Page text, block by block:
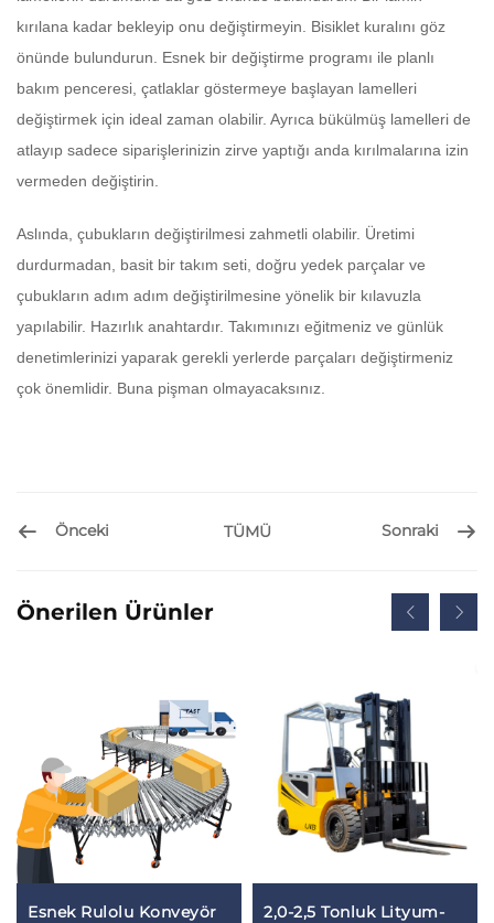
kırılana kadar bekleyip onu değiştirmeyin. Bisiklet kuralını göz
önünde bulundurun. Esnek bir değiştirme programı ile planlı
bakım penceresi, çatlaklar göstermeye başlayan lamelleri
değiştirmek için ideal zaman olabilir. Ayrıca bükülmüş lamelleri de
atlayıp sadece siparişlerinizin zirve yaptığı anda kırılmalarına izin
vermeden değiştirin.
Aslında, çubukların değiştirilmesi zahmetli olabilir. Üretimi
durdurmadan, basit bir takım seti, doğru yedek parçalar ve
çubukların adım adım değiştirilmesine yönelik bir kılavuzla
yapılabilir. Hazırlık anahtardır. Takımınızı eğitmeniz ve günlük
denetimlerinizi yaparak gerekli yerlerde parçaları değiştirmeniz
çok önemlidir. Buna pişman olmayacaksınız.
Önceki TÜMÜ Sonraki
Önerilen Ürünler
Esnek Rulolu Konveyör
2,0-2,5 Tonluk Lityum-